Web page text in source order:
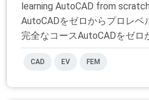
learning AutoCAD from
AutoCADをゼロからプロレベ
完全なコースAutoCADをゼロ
CAD EV FEM